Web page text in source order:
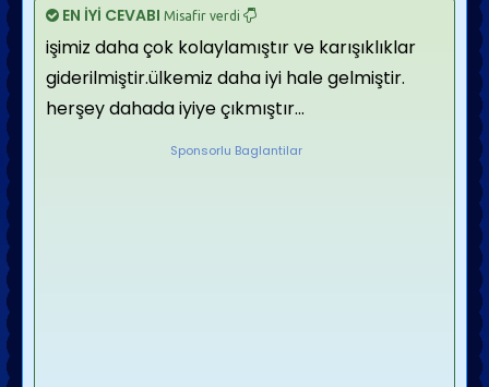
EN İYİ CEVABI Misafir verdi
işimiz daha çok kolaylamıştır ve karışıklıklar
giderilmiştir.ülkemiz daha iyi hale gelmiştir.
herşey dahada iyiye çıkmıştır...
Sponsorlu Baglantilar